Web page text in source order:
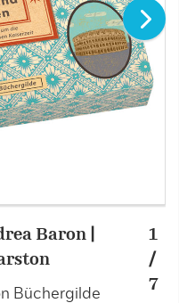
Baron |
Büchergilde
1
/
7